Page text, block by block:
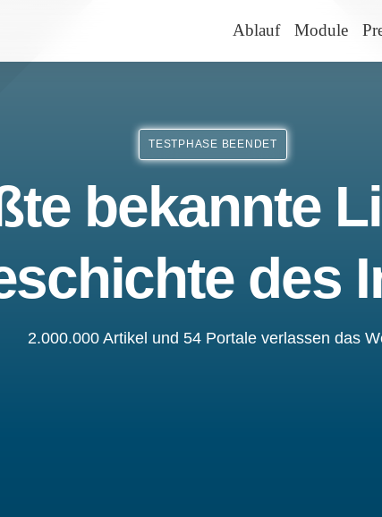
Ablauf Module
TESTPHASE BEENDET
bekannte
des
2.000.000 Artikel und 54 Portale verlassen das